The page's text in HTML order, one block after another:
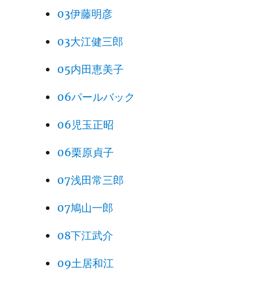
03伊藤明彦
03大江健三郎
05内田恵美子
06パールバック
06児玉正昭
06栗原貞子
07浅田常三郎
07鳩山一郎
08下江武介
09土居和江